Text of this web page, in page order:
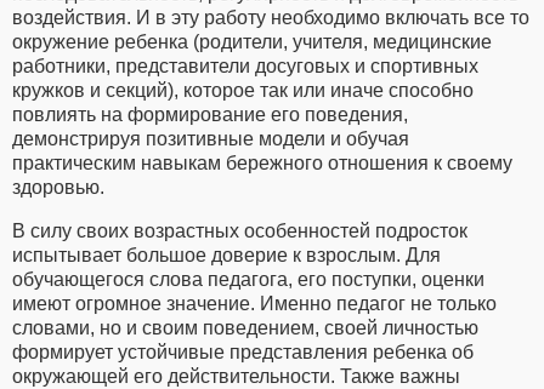
воздействия. И в эту работу необходимо включать все то
окружение ребенка (родители, учителя, медицинские
работники, представители досуговых и спортивных
кружков и секций), которое так или иначе способно
повлиять на формирование его поведения,
демонстрируя позитивные модели и обучая
практическим навыкам бережного отношения к своему
здоровью.
В силу своих возрастных особенностей подросток
испытывает большое доверие к взрослым. Для
обучающегося слова педагога, его поступки, оценки
имеют огромное значение. Именно педагог не только
словами, но и своим поведением, своей личностью
формирует устойчивые представления ребенка об
окружающей его действительности. Также важны